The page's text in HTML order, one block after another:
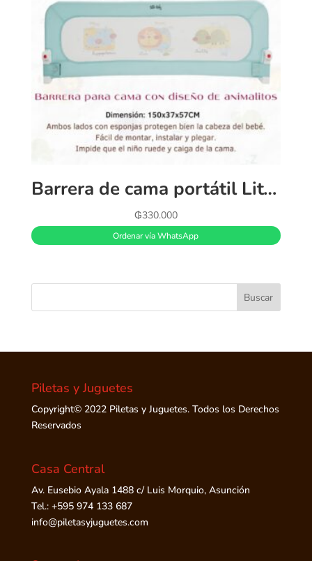
Barrera de cama portátil Little Baby con diseño de animalito.
₲330.000
Ordenar vía WhatsApp
Piletas y Juguetes
Copyright© 2022 Piletas y Juguetes. Todos los Derechos
Reservados
Casa Central
Av. Eusebio Ayala 1488 c/ Luis Morquio, Asunción
Tel.: +595 974 133 687
info@piletasyjuguetes.com